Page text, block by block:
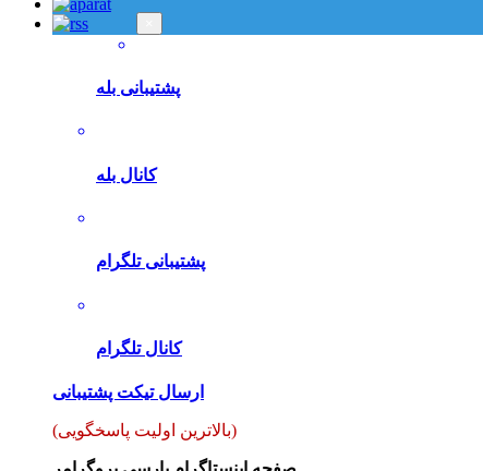
پشتیبانی بله
کانال بله
پشتیبانی تلگرام
کانال تلگرام
ارسال تیکت پشتیبانی
(بالاترین اولیت پاسخگویی)